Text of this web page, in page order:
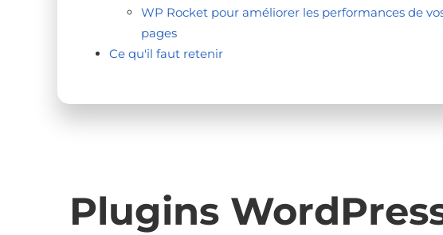
WP Rocket pour améliorer les performances de
pages
Ce qu'il faut retenir
Plugins